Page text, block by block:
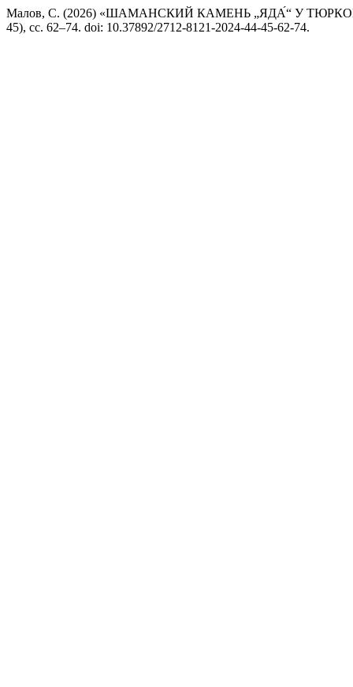
Малов, С. (2026) «ШАМАНСКИЙ КАМЕНЬ „ЯДА́“ У
45), сс. 62–74. doi: 10.37892/2712-8121-2024-44-45-62-74.